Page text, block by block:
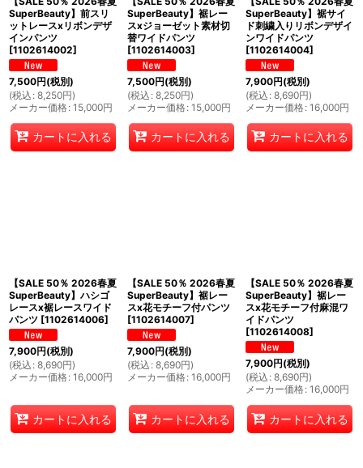
SuperBeauty】前スリ
ットレースxリボンデザ
インパンツ
[1102614002]
7,500円(税別)
(税込 : 8,250円)
メーカー価格: 15,000円
カートに入れる
SuperBeauty】裾レー
スxジョーゼット素材切
替ワイドパンツ
[1102614003]
7,500円(税別)
(税込 : 8,250円)
メーカー価格: 15,000円
カートに入れる
SuperBeauty】裾サイ
ド刺繍入りリボンデザイ
ンワイドパンツ
[1102614004]
7,900円(税別)
(税込 : 8,690円)
メーカー価格: 16,000円
カートに入れる
【SALE 50％ 2026春夏
SuperBeauty】ハシゴ
レースx裾レースワイド
パンツ [1102614006]
7,900円(税別)
(税込 : 8,690円)
メーカー価格: 16,000円
カートに入れる
【SALE 50％ 2026春夏
SuperBeauty】裾レー
スx花モチーフ付パンツ
[1102614007]
7,900円(税別)
(税込 : 8,690円)
メーカー価格: 16,000円
カートに入れる
【SALE 50％ 2026春夏
SuperBeauty】裾レー
スx花モチーフ付麻混ワ
イドパンツ
[1102614008]
7,900円(税別)
(税込 : 8,690円)
メーカー価格: 16,000円
カートに入れる